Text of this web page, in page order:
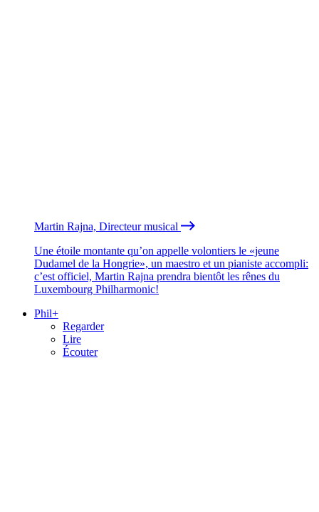
Martin Rajna, Directeur musical
Une étoile montante qu’on appelle volontiers le «jeune
Dudamel de la Hongrie», un maestro et un pianiste accompli:
c’est officiel, Martin Rajna prendra bientôt les rênes du
Luxembourg Philharmonic!
Phil+
Regarder
Lire
Écouter